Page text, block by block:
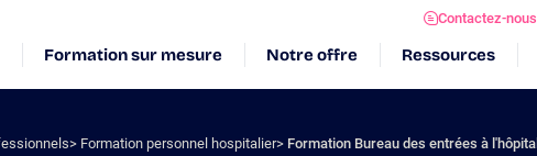
Contactez-nous
Formation sur mesure Notre offre Ressources
Formation personnel hospitalier Formation Bureau des entrées à l'hôpital